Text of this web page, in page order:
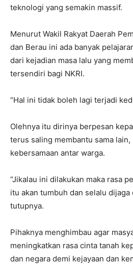
teknologi yang semakin massif.
Menurut Wakil Rakyat Daerah
dan Berau ini ada banyak
dari kejadian masa lalu yang
tersendiri bagi NKRI.
“Hal ini tidak boleh lagi terjadi
Olehnya itu dirinya berpesan
terus saling membantu sama
kebersamaan antar warga.
“Jikalau ini dilakukan maka rasa
itu akan tumbuh dan selalu dijaga
tutupnya.
Pihaknya menghimbau agar
meningkatkan rasa cinta tanah
dan negara demi kejayaan dan